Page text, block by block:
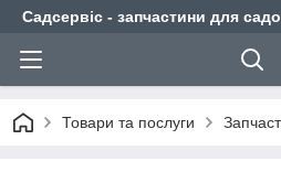
Садсервіс - запчастини для
Товари та послуги